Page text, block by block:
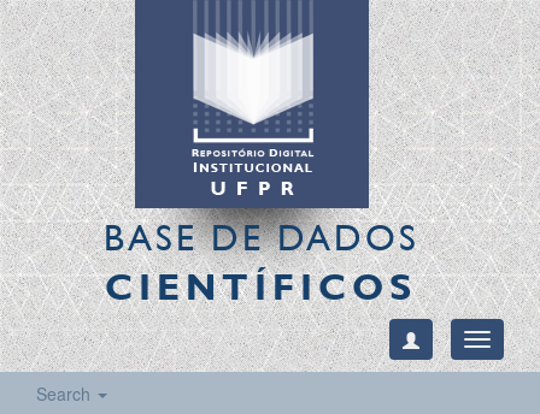
BASE DE DADOS
CIENTÍFICOS
Toggle
Search